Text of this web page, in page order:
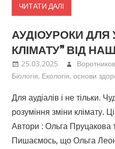
ЧИТАТИ ДАЛІ
АУДІОУРОКИ ДЛЯ
КЛІМАТУ” ВІД
25.03.2025
Біологія, Екологія, основи
Для аудіалів і не тільки.
розуміння зміни клімату.
Автори : Ольга Пруцакова
Пишаємось, що Ольга